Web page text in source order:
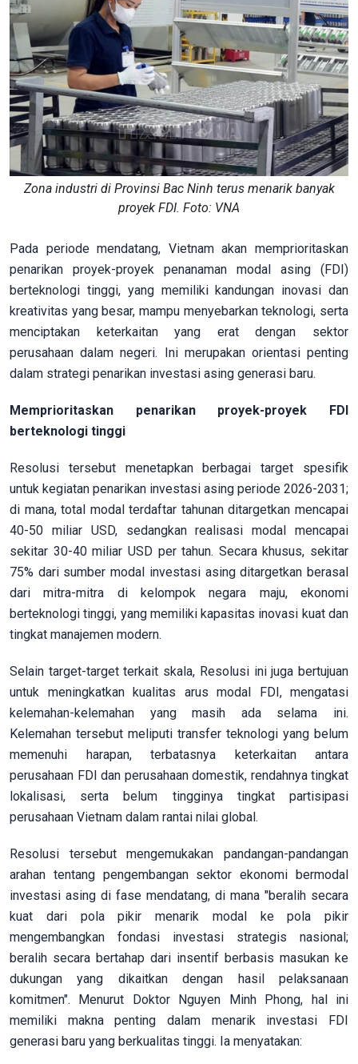
Zona industri di Provinsi Bac Ninh terus menarik banyak
proyek FDI. Foto: VNA
Pada periode mendatang, Vietnam akan memprioritaskan
penarikan proyek-proyek penanaman modal asing (FDI)
berteknologi tinggi, yang memiliki kandungan inovasi dan
kreativitas yang besar, mampu menyebarkan teknologi, serta
menciptakan keterkaitan yang erat dengan sektor
perusahaan dalam negeri. Ini merupakan orientasi penting
dalam strategi penarikan investasi asing generasi baru.
Memprioritaskan penarikan proyek-proyek FDI
berteknologi tinggi
Resolusi tersebut menetapkan berbagai target spesifik
untuk kegiatan penarikan investasi asing periode 2026-2031;
di mana, total modal terdaftar tahunan ditargetkan mencapai
40-50 miliar USD, sedangkan realisasi modal mencapai
sekitar 30-40 miliar USD per tahun. Secara khusus, sekitar
75% dari sumber modal investasi asing ditargetkan berasal
dari mitra-mitra di kelompok negara maju, ekonomi
berteknologi tinggi, yang memiliki kapasitas inovasi kuat dan
tingkat manajemen modern.
Selain target-target terkait skala, Resolusi ini juga bertujuan
untuk meningkatkan kualitas arus modal FDI, mengatasi
kelemahan-kelemahan yang masih ada selama ini.
Kelemahan tersebut meliputi transfer teknologi yang belum
memenuhi harapan, terbatasnya keterkaitan antara
perusahaan FDI dan perusahaan domestik, rendahnya tingkat
lokalisasi, serta belum tingginya tingkat partisipasi
perusahaan Vietnam dalam rantai nilai global.
Resolusi tersebut mengemukakan pandangan-pandangan
arahan tentang pengembangan sektor ekonomi bermodal
investasi asing di fase mendatang, di mana "beralih secara
kuat dari pola pikir menarik modal ke pola pikir
mengembangkan fondasi investasi strategis nasional;
beralih secara bertahap dari insentif berbasis masukan ke
dukungan yang dikaitkan dengan hasil pelaksanaan
komitmen". Menurut Doktor Nguyen Minh Phong, hal ini
memiliki makna penting dalam menarik investasi FDI
generasi baru yang berkualitas tinggi. Ia menyatakan: